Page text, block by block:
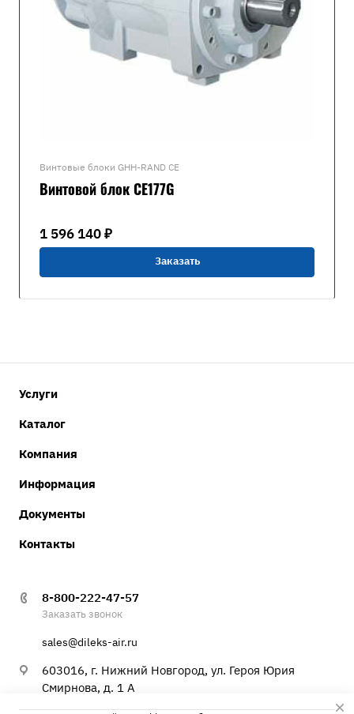
Винтовые блоки GHH-RAND CE
Винтовой блок CE177G
1 596 140 ₽
Заказать
Услуги
Каталог
Компания
Информация
Документы
Контакты
8-800-222-47-57
Заказать звонок
sales@dileks-air.ru
603016, г. Нижний Новгород, ул. Героя Юрия
Смирнова, д. 1 А